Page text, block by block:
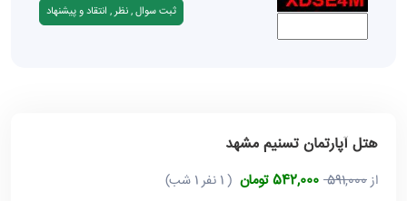
هتل آپارتمان تسنیم مشهد
از591,000 542,000 تومان ( 1 نفر 1 شب)